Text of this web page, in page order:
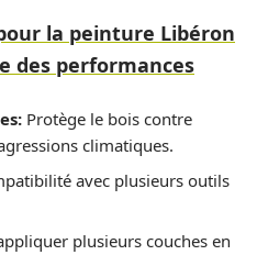
la peinture Libéron
des performances
Protège le bois contre
climatiques.
avec plusieurs outils
plusieurs couches en